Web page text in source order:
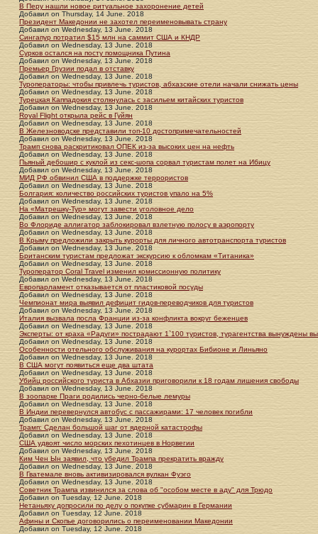
В Перу нашли новое ритуальное захоронение детей
Добавил on Thursday, 14 June. 2018
Президент Македонии не захотел переименовывать страну
Добавил on Wednesday, 13 June. 2018
Сингапур потратил $15 млн на саммит США и КНДР
Добавил on Wednesday, 13 June. 2018
Сурков остался на посту помощника Путина
Добавил on Wednesday, 13 June. 2018
Премьер Грузии подал в отставку
Добавил on Wednesday, 13 June. 2018
Туроператоры: чтобы привлечь туристов, абхазские отели начали снижать цены
Добавил on Wednesday, 13 June. 2018
Турецкая Каппадокия столкнулась с засильем китайских туристов
Добавил on Wednesday, 13 June. 2018
Royal Flight открыла рейс в Гуйян
Добавил on Wednesday, 13 June. 2018
В Железноводске представили топ-10 достопримечательностей
Добавил on Wednesday, 13 June. 2018
Трамп снова раскритиковал ОПЕК из-за высоких цен на нефть
Добавил on Wednesday, 13 June. 2018
Пьяный дебошир с куклой из секс-шопа сорвал туристам полет на Ибицу
Добавил on Wednesday, 13 June. 2018
МИД РФ обвинил США в поддержке террористов
Добавил on Wednesday, 13 June. 2018
Болгария: количество российских туристов упало на 5%
Добавил on Wednesday, 13 June. 2018
На «Матрешку-Тур» могут завести уголовное дело
Добавил on Wednesday, 13 June. 2018
Во Флориде аллигатор заблокировал взлетную полосу в аэропорту
Добавил on Wednesday, 13 June. 2018
В Крыму предложили закрыть курорты для личного автотранспорта туристов
Добавил on Wednesday, 13 June. 2018
Британским туристам предложат экскурсию к обломкам «Титаника»
Добавил on Wednesday, 13 June. 2018
Туроператор Coral Travel изменил комиссионную политику
Добавил on Wednesday, 13 June. 2018
Европарламент отказывается от пластиковой посуды
Добавил on Wednesday, 13 June. 2018
Чемпионат мира выявил дефицит гидов-переводчиков для туристов
Добавил on Wednesday, 13 June. 2018
Италия вызвала посла Франции из-за конфликта вокруг беженцев
Добавил on Wednesday, 13 June. 2018
Эксперты: от краха «Радуги» пострадают 1`100 туристов, турагентства вынуждены
Добавил on Wednesday, 13 June. 2018
Особенности отельного обслуживания на курортах Бибионе и Линьяно
Добавил on Wednesday, 13 June. 2018
В США могут появиться еще два штата
Добавил on Wednesday, 13 June. 2018
Убийц российского туриста в Абхазии приговорили к 18 годам лишения свободы
Добавил on Wednesday, 13 June. 2018
В зоопарке Праги родились черно-белые лемуры
Добавил on Wednesday, 13 June. 2018
В Индии перевернулся автобус с пассажирами: 17 человек погибли
Добавил on Wednesday, 13 June. 2018
Трамп: Сделан большой шаг от ядерной катастрофы
Добавил on Wednesday, 13 June. 2018
США удвоят число морских пехотинцев в Норвегии
Добавил on Wednesday, 13 June. 2018
Ким Чен Ын заявил, что убедил Трампа прекратить вражду
Добавил on Wednesday, 13 June. 2018
В Гватемале вновь активизировался вулкан Фуэго
Добавил on Wednesday, 13 June. 2018
Советник Трампа извинился за слова об "особом месте в аду" для Трюдо
Добавил on Tuesday, 12 June. 2018
Нетаньяху допросили по делу о покупке субмарин в Германии
Добавил on Tuesday, 12 June. 2018
Афины и Скопье договорились о переименовании Македонии
Добавил on Tuesday, 12 June. 2018